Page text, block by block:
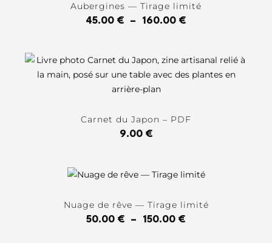
Aubergines — Tirage limité
45.00 € – 160.00 €
Carnet du Japon – PDF
9.00 €
Nuage de rêve — Tirage limité
50.00 € – 150.00 €